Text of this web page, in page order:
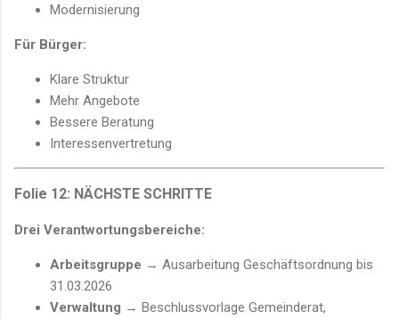
Modernisierung
Für Bürger:
Klare Struktur
Mehr Angebote
Bessere Beratung
Interessenvertretung
Folie 12: NÄCHSTE SCHRITTE
Drei Verantwortungsbereiche:
Arbeitsgruppe → Ausarbeitung Geschäftsordnung bis
31.03.2026
Verwaltung → Beschlussvorlage Gemeinderat,